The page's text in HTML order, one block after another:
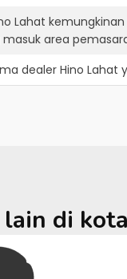
Lahat
area
dealer Hino Lahat
di kota